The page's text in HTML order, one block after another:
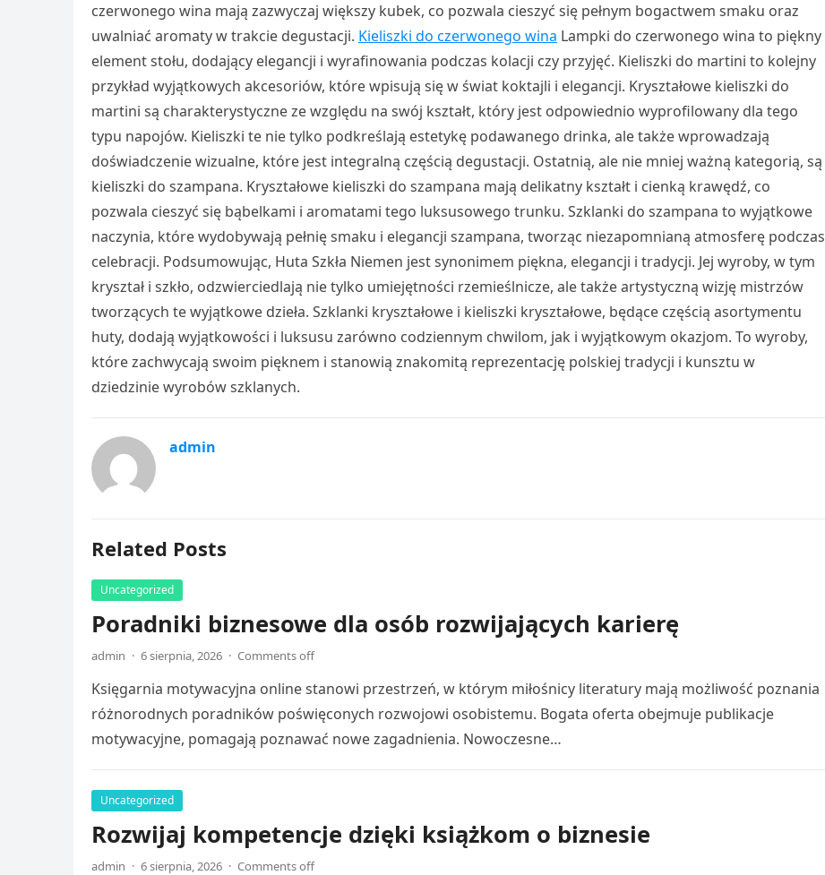
czerwonego wina mają zazwyczaj większy kubek, co pozwala cieszyć się pełnym bogactwem smaku oraz
uwalniać aromaty w trakcie degustacji. Kieliszki do czerwonego wina Lampki do czerwonego wina to piękny
element stołu, dodający elegancji i wyrafinowania podczas kolacji czy przyjęć. Kieliszki do martini to kolejny
przykład wyjątkowych akcesoriów, które wpisują się w świat koktajli i elegancji. Kryształowe kieliszki do
martini są charakterystyczne ze względu na swój kształt, który jest odpowiednio wyprofilowany dla tego
typu napojów. Kieliszki te nie tylko podkreślają estetykę podawanego drinka, ale także wprowadzają
doświadczenie wizualne, które jest integralną częścią degustacji. Ostatnią, ale nie mniej ważną kategorią, są
kieliszki do szampana. Kryształowe kieliszki do szampana mają delikatny kształt i cienką krawędź, co
pozwala cieszyć się bąbelkami i aromatami tego luksusowego trunku. Szklanki do szampana to wyjątkowe
naczynia, które wydobywają pełnię smaku i elegancji szampana, tworząc niezapomnianą atmosferę podczas
celebracji. Podsumowując, Huta Szkła Niemen jest synonimem piękna, elegancji i tradycji. Jej wyroby, w tym
kryształ i szkło, odzwierciedlają nie tylko umiejętności rzemieślnicze, ale także artystyczną wizję mistrzów
tworzących te wyjątkowe dzieła. Szklanki kryształowe i kieliszki kryształowe, będące częścią asortymentu
huty, dodają wyjątkowości i luksusu zarówno codziennym chwilom, jak i wyjątkowym okazjom. To wyroby,
które zachwycają swoim pięknem i stanowią znakomitą reprezentację polskiej tradycji i kunsztu w
dziedzinie wyrobów szklanych.
admin
Related Posts
Uncategorized
Poradniki biznesowe dla osób rozwijających karierę
admin · 6 sierpnia, 2026 · Comments off
Księgarnia motywacyjna online stanowi przestrzeń, w którym miłośnicy literatury mają możliwość poznania
różnorodnych poradników poświęconych rozwojowi osobistemu. Bogata oferta obejmuje publikacje
motywacyjne, pomagają poznawać nowe zagadnienia. Nowoczesne…
Uncategorized
Rozwijaj kompetencje dzięki książkom o biznesie
admin · 6 sierpnia, 2026 · Comments off